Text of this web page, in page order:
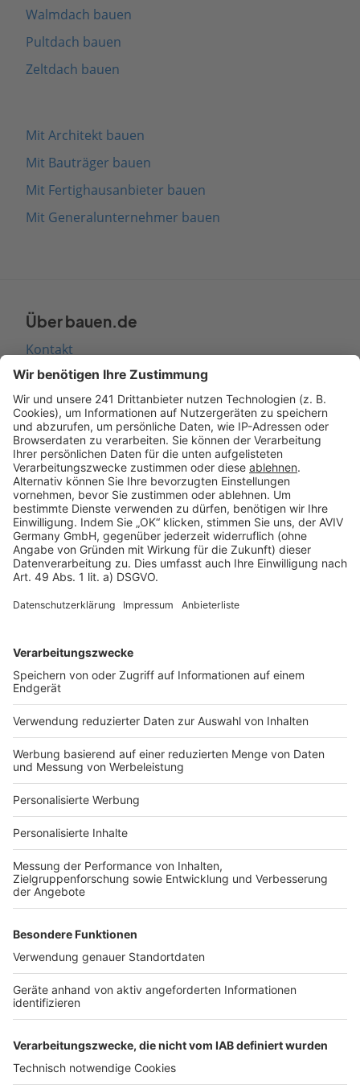
Walmdach bauen
Pultdach bauen
Zeltdach bauen
Mit Architekt bauen
Mit Bauträger bauen
Mit Fertighausanbieter bauen
Mit Generalunternehmer bauen
Über bauen.de
Kontakt
Seitenaufbau
Barrierefreiheit
Cookie Einstellungen
Rechtliches
AGB-Übersicht
Datenschutz
Impressum
Services
Bauprojekt-Quiz
Häuser-Suche
Hausanbieter-Suche
Bauprojekt-Profil
Für Unternehmen
Ihre Baufirma auf bauen.de
Kostenloses Infogespräch